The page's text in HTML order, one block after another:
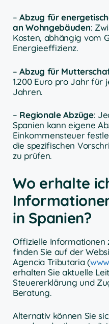
–Abzug für
an Wohngebäuden:
Kosten, abhängig vom
Energieeffizienz.
–Abzug für
1.200 Euro pro Jahr für
Jahren.
– Regionale Abzüge:
Spanien kann eigene
Einkommensteuer
die spezifischen
zu prüfen.
Wo erhalte
in Spanien?
Offizielle Informationen
finden Sie auf der
Agencia Tributaria (
erhalten Sie aktuelle
Steuererklärung und
Beratung.
Alternativ können Sie